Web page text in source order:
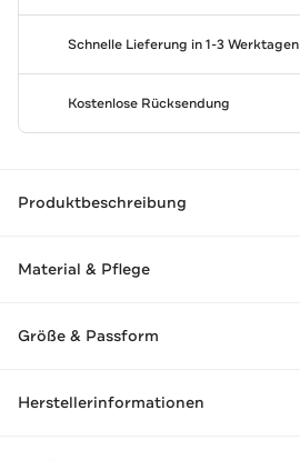
Schnelle Lieferung in 1-3 Werktagen
Kostenlose Rücksendung
Produktbeschreibung
Material & Pflege
Größe & Passform
Herstellerinformationen